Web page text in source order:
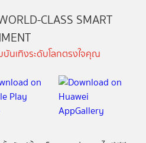
CLASS SMART
นเทิงระดับโลกตรงใจคุณ